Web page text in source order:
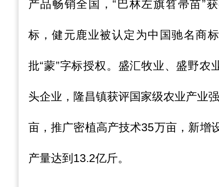
产品畅销全国，“巴林左旗笤帚苗”
标，健元鹿业被认定为中国驰名商
批“蒙”字标授权。盛汇牧业、盛野农
头企业，隆昌镇获评国家级农业产业
亩，推广密植高产技术35万亩，新增
产量达到13.2亿斤。